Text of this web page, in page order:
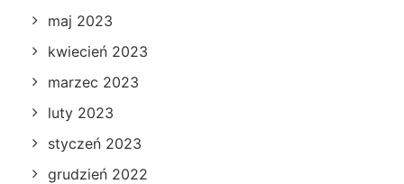
maj 2023
kwiecień 2023
marzec 2023
luty 2023
styczeń 2023
grudzień 2022